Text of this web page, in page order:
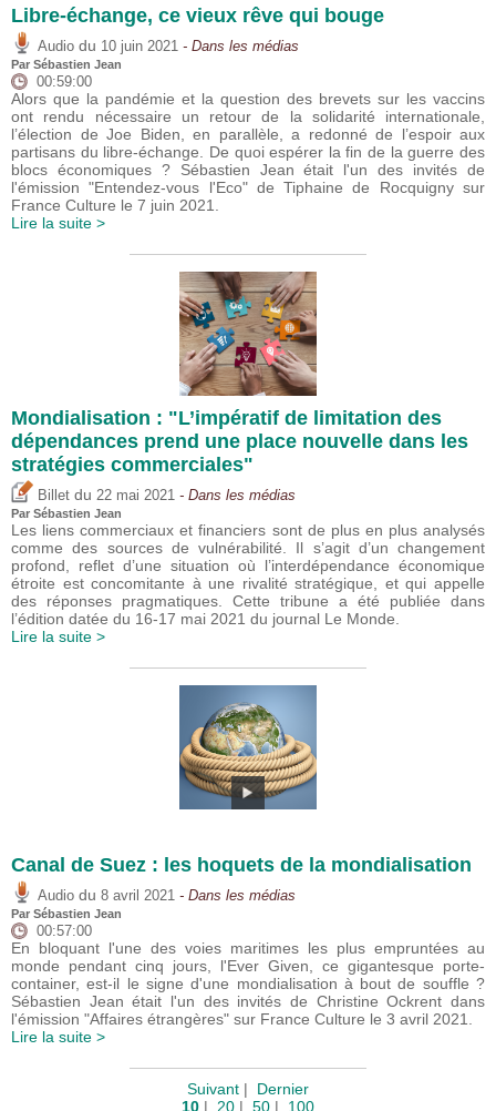
Libre-échange, ce vieux rêve qui bouge
Audio du 10 juin 2021 - Dans les médias
Par Sébastien Jean
00:59:00
Alors que la pandémie et la question des brevets sur les vaccins
ont rendu nécessaire un retour de la solidarité internationale,
l’élection de Joe Biden, en parallèle, a redonné de l’espoir aux
partisans du libre-échange. De quoi espérer la fin de la guerre des
blocs économiques ? Sébastien Jean était l'un des invités de
l'émission "Entendez-vous l'Eco" de Tiphaine de Rocquigny sur
France Culture le 7 juin 2021.
Lire la suite >
Mondialisation : "L’impératif de limitation des
dépendances prend une place nouvelle dans les
stratégies commerciales"
Billet du 22 mai 2021 - Dans les médias
Par Sébastien Jean
Les liens commerciaux et financiers sont de plus en plus analysés
comme des sources de vulnérabilité. Il s’agit d’un changement
profond, reflet d’une situation où l’interdépendance économique
étroite est concomitante à une rivalité stratégique, et qui appelle
des réponses pragmatiques. Cette tribune a été publiée dans
l’édition datée du 16-17 mai 2021 du journal Le Monde.
Lire la suite >
Canal de Suez : les hoquets de la mondialisation
Audio du 8 avril 2021 - Dans les médias
Par Sébastien Jean
00:57:00
En bloquant l'une des voies maritimes les plus empruntées au
monde pendant cinq jours, l'Ever Given, ce gigantesque porte-
container, est-il le signe d'une mondialisation à bout de souffle ?
Sébastien Jean était l'un des invités de Christine Ockrent dans
l'émission "Affaires étrangères" sur France Culture le 3 avril 2021.
Lire la suite >
Suivant | Dernier
10 | 20 | 50 | 100